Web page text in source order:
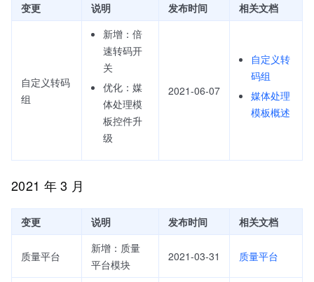
变更 说明 发布时间 相关文档
自定义转码
组
新增：倍
速转码开
关
优化：媒
体处理模
板控件升
级
2021-06-07
自定义转
码组
媒体处理
模板概述
2021 年 3 月
变更 说明 发布时间 相关文档
质量平台
新增：质量
平台模块
2021-03-31 质量平台